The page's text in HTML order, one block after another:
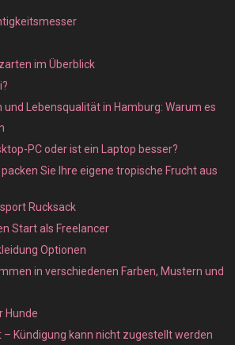
im Überblick
Lebensqualität in Hamburg: Warum es
PC oder ist ein Laptop besser?
Sie Ihre eigene tropische Frucht aus
Rucksack
Start als Freelancer
Optionen
in verschiedenen Farben, Mustern und
Hunde
Kündigung kann nicht zugestellt werden